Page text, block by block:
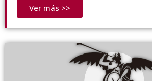
Ver más >>